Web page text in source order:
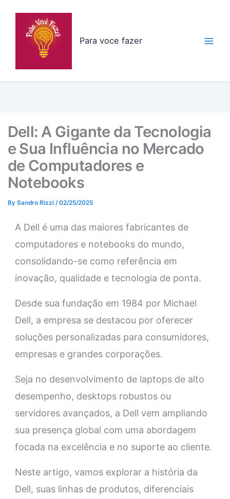
Para voce fazer
Dell: A Gigante da Tecnologia
e Sua Influência no Mercado
de Computadores e
Notebooks
By Sandro Rizzi /02/25/2025
A Dell é uma das maiores fabricantes de
computadores e notebooks do mundo,
consolidando-se como referência em
inovação, qualidade e tecnologia de ponta.
Desde sua fundação em 1984 por Michael
Dell, a empresa se destacou por oferecer
soluções personalizadas para consumidores,
empresas e grandes corporações.
Seja no desenvolvimento de laptops de alto
desempenho, desktops robustos ou
servidores avançados, a Dell vem ampliando
sua presença global com uma abordagem
focada na excelência e no suporte ao cliente.
Neste artigo, vamos explorar a história da
Dell, suas linhas de produtos, diferenciais